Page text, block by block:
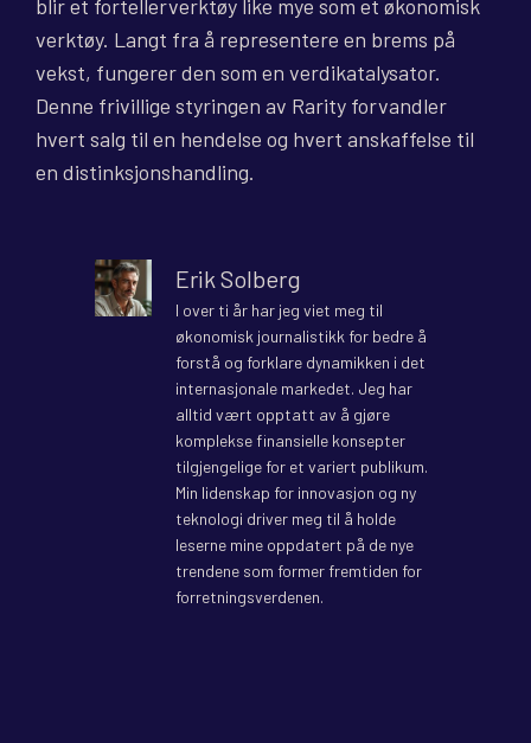
blir et fortellerverktøy like mye som et økonomisk
verktøy. Langt fra å representere en brems på
vekst, fungerer den som en verdikatalysator.
Denne frivillige styringen av Rarity forvandler
hvert salg til en hendelse og hvert anskaffelse til
en distinksjonshandling.
Erik Solberg
I over ti år har jeg viet meg til
økonomisk journalistikk for bedre å
forstå og forklare dynamikken i det
internasjonale markedet. Jeg har
alltid vært opptatt av å gjøre
komplekse finansielle konsepter
tilgjengelige for et variert publikum.
Min lidenskap for innovasjon og ny
teknologi driver meg til å holde
leserne mine oppdatert på de nye
trendene som former fremtiden for
forretningsverdenen.